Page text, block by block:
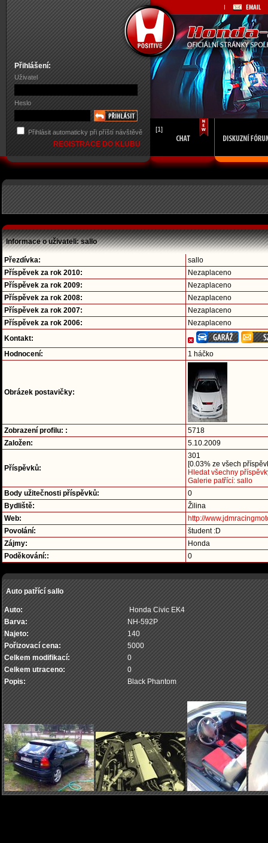
Přihlášení:
Uživatel
Heslo
Přihlásit automaticky při příští návštěvě
REGISTRACE DO KLUBU
[1]
Informace o uživateli: sallo
Přezdívka:
sallo
Příspěvek za rok 2010:
Nezaplaceno
Příspěvek za rok 2009:
Nezaplaceno
Příspěvek za rok 2008:
Nezaplaceno
Příspěvek za rok 2007:
Nezaplaceno
Příspěvek za rok 2006:
Nezaplaceno
Kontakt:
Hodnocení:
1 háčko
Obrázek postavičky:
Zobrazení profilu: :
5718
Založen:
5.10.2009
Příspěvků:
301
[0.03% ze všech
Hledat všechny
Galerie patřící: sallo
Body užitečnosti příspěvků:
0
Bydliště:
Žilina
Web:
http://
Povolání:
študent :D
Zájmy:
Honda
Poděkování::
0
Auto patřící sallo
Auto:
Honda Civic EK4
Barva:
NH-592P
Najeto:
140
Pořizovací cena:
5000
Celkem modifikací:
0
Celkem utraceno:
0
Popis:
Black Phantom